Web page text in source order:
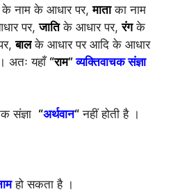
के नाम के आधार पर,माता का नाम
पर,जाति के आधार पर,रंग के
बाल के आधार पर आदि के आधार
अतः यहाँ “राम”व्यक्तिवाचक संज्ञा
संज्ञा “अर्थवान“ नहीं होती है ।
हो सकता है ।